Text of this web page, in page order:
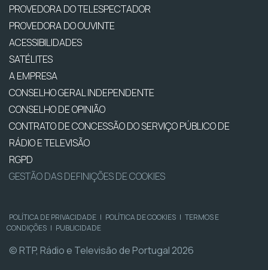
PROVEDORA DO TELESPECTADOR
PROVEDORA DO OUVINTE
ACESSIBILIDADES
SATÉLITES
A EMPRESA
CONSELHO GERAL INDEPENDENTE
CONSELHO DE OPINIÃO
CONTRATO DE CONCESSÃO DO SERVIÇO PÚBLICO DE
RÁDIO E TELEVISÃO
RGPD
GESTÃO DAS DEFINIÇÕES DE COOKIES
POLÍTICA DE PRIVACIDADE | POLÍTICA DE COOKIES | TERMOS E
CONDIÇÕES | PUBLICIDADE
© RTP, Rádio e Televisão de Portugal 2026